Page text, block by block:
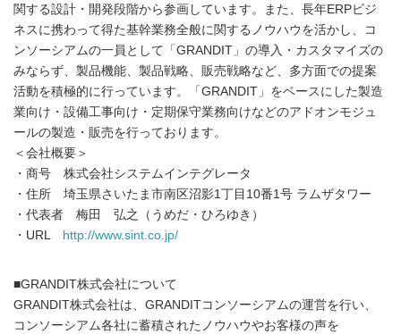
関する設計・開発段階から参画しています。また、長年ERPビジ
ネスに携わって得た基幹業務全般に関するノウハウを活かし、コ
ンソーシアムの一員として「GRANDIT」の導入・カスタマイズの
みならず、製品機能、製品戦略、販売戦略など、多方面での提案
活動を積極的に行っています。「GRANDIT」をベースにした製造
業向け・設備工事向け・定期保守業務向けなどのアドオンモジュ
ールの製造・販売を行っております。
＜会社概要＞
・商号 株式会社システムインテグレータ
・住所 埼玉県さいたま市南区沼影1丁目10番1号 ラムザタワー
・代表者 梅田 弘之（うめだ・ひろゆき）
・URL
http://www.sint.co.jp/
■GRANDIT株式会社について
GRANDIT株式会社は、GRANDITコンソーシアムの運営を行い、
コンソーシアム各社に蓄積されたノウハウやお客様の声を